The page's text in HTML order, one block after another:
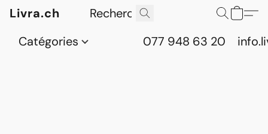
Livra.ch
Catégories
077 948 63 20